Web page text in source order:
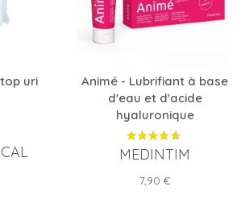
uri
Animé - Lubrifiant à base
d'eau et d'acide
hyaluronique
MEDINTIM
Prix
7,90 €